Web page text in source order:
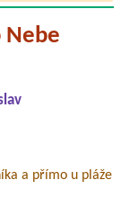
Nebe
a přímo u pláže